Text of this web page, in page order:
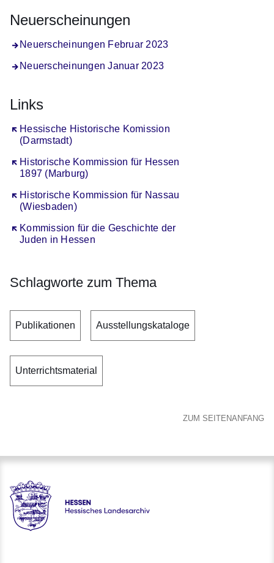
Neuerscheinungen
Neuerscheinungen Februar 2023
Neuerscheinungen Januar 2023
Links
Hessische Historische Komission
(Darmstadt)
Öffnet sich in einem neuen Fenster
Historische Kommission für Hessen
1897 (Marburg)
Öffnet sich in einem neuen Fenster
Historische Kommission für Nassau
(Wiesbaden)
Öffnet sich in einem neuen Fenster
Kommission für die Geschichte der
Juden in Hessen
Öffnet sich in einem neuen Fenster
Schlagworte zum Thema
Publikationen Ausstellungskataloge
Unterrichtsmaterial
ZUM SEITENANFANG
Hessen - Hessisches Landesarchiv